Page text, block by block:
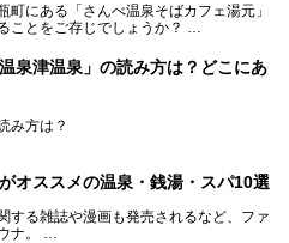
知られる温泉郷が多くあります。ゆった
で、心の底からのんびりできるスーパー
町にある「さんべ温泉そばカフェ湯元」
ことをご存じでしょうか？
フェ湯元」は日帰り温泉と、名物のそば
いう新しい営業スタイルで、観光客に限
まれています。
軽に源泉のお湯をつかった温泉と、美味
ルに辿り着いているのです。
泉津温泉」の読み方は？どこにあ
み方は？
オススメの温泉・銭湯・スパ10選
する雑誌や漫画も発売されるなど、ファ
ナ。